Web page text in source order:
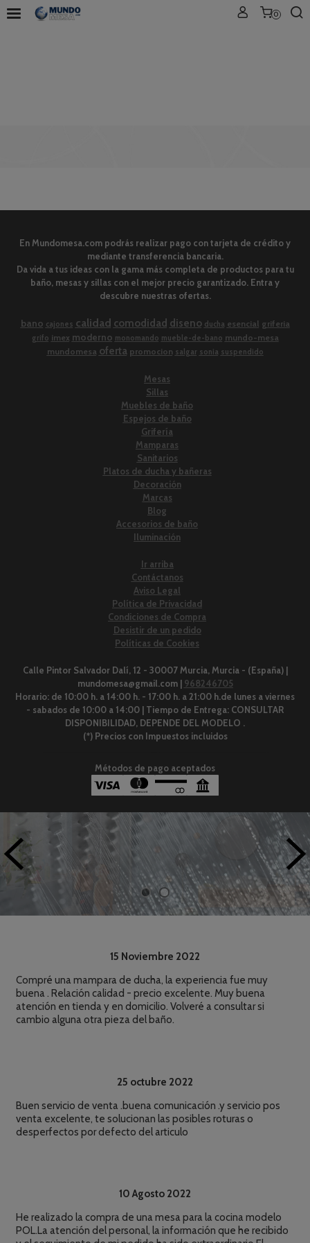
0
15 Noviembre 2022
Compré una mampara de ducha, la experiencia fue muy
buena . Relación calidad - precio excelente. Muy buena
atención en tienda y en domicilio. Volveré a consultar si
cambio alguna otra pieza del baño.
25 octubre 2022
Buen servicio de venta .buena comunicación .y servicio pos
venta excelente, te solucionan las posibles roturas o
desperfectos por defecto del articulo
10 Agosto 2022
He realizado la compra de una mesa para la cocina modelo
POL.La atención del personal, la información que he recibido
En Mundomesa.com podrás realizar pago con tarjeta de crédito y
mediante transferencia bancaria.
Da vida a tus ideas con la gama más completa de productos para tu
baño, mesas y sillas con el mejor precio garantizado. Entra y
descubre nuestras ofertas.
bano cajones calidad comodidad diseno ducha esencial griferia
grifo imex moderno monomando mueble-de-bano mundo-mesa
mundomesa oferta promocion salgar sonia suspendido
Mesas
Sillas
Muebles de baño
Espejos de baño
Grifería
Mamparas
Sanitarios
Platos de ducha y bañeras
Decoración
Marcas
Blog
Accesorios de baño
Iluminación
Ir arriba
Contáctanos
Aviso Legal
Política de Privacidad
Condiciones de Compra
Desistir de un pedido
Políticas de Cookies
Calle Pintor Salvador Dalí, 12 - 30007 Murcia, Murcia - (España) |
mundomesa@gmail.com | 968246705
Horario: de 10:00 h. a 14:00 h. - 17:00 h. a 21:00 h.de lunes a viernes
- sabados de 10:00 a 14:00 | Tiempo de Entrega: CONSULTAR
DISPONIBILIDAD, DEPENDE DEL MODELO .
(*) Precios con Impuestos incluidos
Métodos de pago aceptados